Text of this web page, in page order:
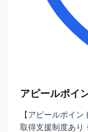
アピールポイ
【アピールポイ
取得支援制度あり